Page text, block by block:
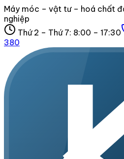
Máy móc – vật tư – hoá chất
nghiệp
Thứ 2 – Thứ 7: 8:00 – 17:30
380